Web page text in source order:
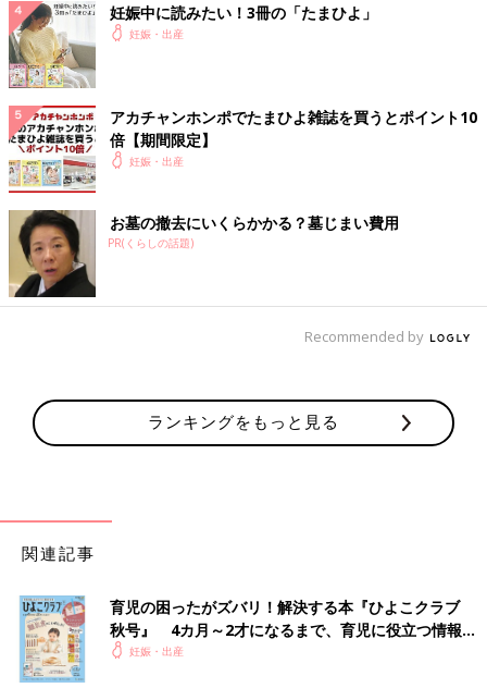
妊娠中に読みたい！3冊の「たまひよ」
妊娠・出産
アカチャンホンポでたまひよ雑誌を買うとポイント10
倍【期間限定】
妊娠・出産
お墓の撤去にいくらかかる？墓じまい費用
PR(くらしの話題)
Recommended by
ランキングをもっと見る
関連記事
育児の困ったがズバリ！解決する本『ひよこクラブ
秋号』 4カ月～2才になるまで、育児に役立つ情報が
いっぱい！
妊娠・出産